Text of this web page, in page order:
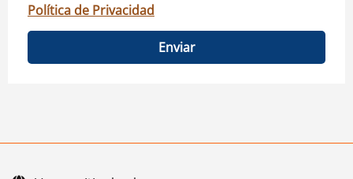
Política de Privacidad
Enviar